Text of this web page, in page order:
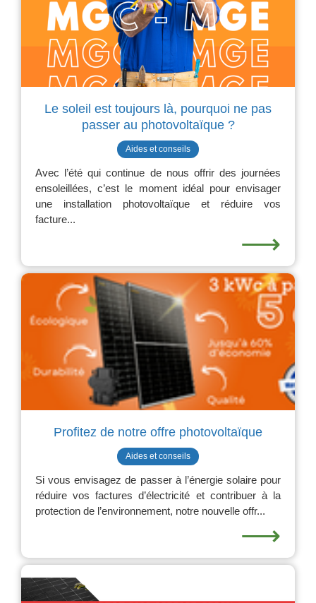
Le soleil est toujours là, pourquoi ne pas
passer au photovoltaïque ?
Aides et conseils
Avec l’été qui continue de nous offrir des journées
ensoleillées, c’est le moment idéal pour envisager
une installation photovoltaïque et réduire vos
facture...
⟶
Profitez de notre offre photovoltaïque
Aides et conseils
Si vous envisagez de passer à l’énergie solaire pour
réduire vos factures d’électricité et contribuer à la
protection de l’environnement, notre nouvelle offr...
⟶